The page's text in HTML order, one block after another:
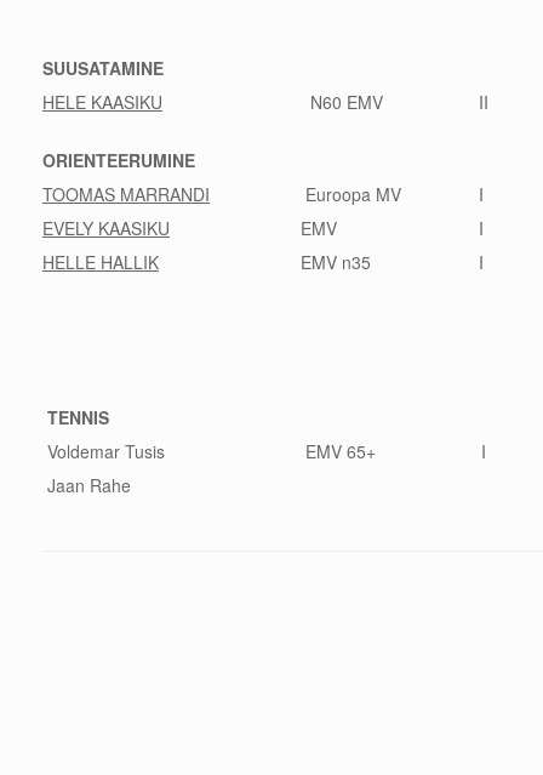
SUUSATAMINE
HELE KAASIKU
N60 EMV II
ORIENTEERUMINE
TOOMAS MARRANDI
Euroopa MV
I
EVELY KAASIKU
EMV I
HELLE HALLIK
EMV n35 I
TENNIS
Voldemar Tusis
EMV 65+
I
Jaan Rahe